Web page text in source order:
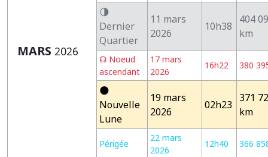
MARS 2026
🌗
Dernier
Quartier
11 mars
2026
10h38
404
km
☊ Noeud
ascendant
17 mars
2026
16h22 380
🌑
Nouvelle
Lune
19 mars
2026
02h23
371
km
Périgée
22 mars
2026
12h40 366